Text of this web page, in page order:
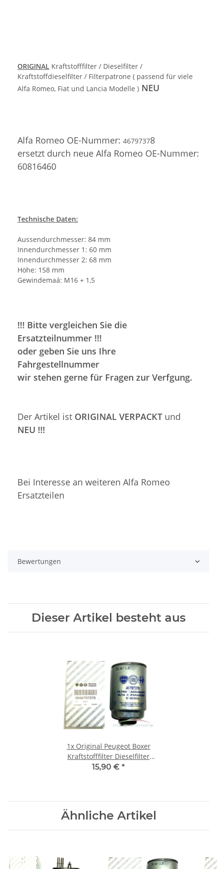
ORIGINAL Kraftstofffilter / Dieselfilter /
Kraftstoffdieselfilter / Filterpatrone ( passend für viele
Alfa Romeo, Fiat und Lancia Modelle ) NEU
Alfa Romeo OE-Nummer: 46797378
ersetzt durch neue Alfa Romeo OE-Nummer:
60816460
Technische Daten:
Aussendurchmesser: 84 mm
Innendurchmesser 1: 60 mm
Innendurchmesser 2: 68 mm
Höhe: 158 mm
Gewindemaá: M16 + 1,5
!!! Bitte vergleichen Sie die
Ersatzteilnummer !!!
oder geben Sie uns Ihre
Fahrgestellnummer
wir stehen gerne für Fragen zur Verfgung.
Der Artikel ist ORIGINAL VERPACKT und
NEU !!!
Bei Interesse an weiteren Alfa Romeo
Ersatzteilen
Bewertungen
Dieser Artikel besteht aus
1x Original Peugeot Boxer
Kraftstofffilter Dieselfilter
Filter 46797378 190667
15,90 € *
Ähnliche Artikel